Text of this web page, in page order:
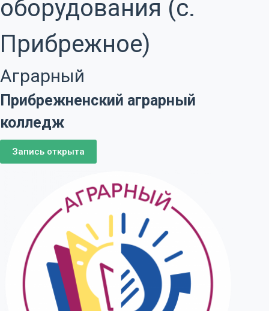
оборудования (с.
Прибрежное)
Аграрный
Прибрежненский аграрный
колледж
Запись открыта